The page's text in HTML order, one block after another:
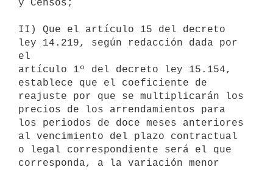
y Censos;
II) Que el artículo 15 del decreto
ley 14.219, según redacción dada por
el
artículo 1º del decreto ley 15.154,
establece que el coeficiente de
reajuste por que se multiplicarán los
precios de los arrendamientos para
los periodos de doce meses anteriores
al vencimiento del plazo contractual
o legal correspondiente será el que
corresponda, a la variación menor